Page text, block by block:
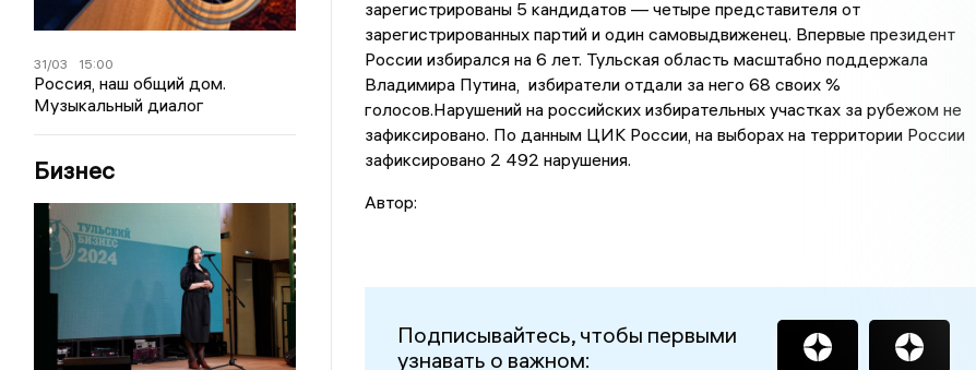
31/03 15:00
Россия, наш общий дом.
Музыкальный диалог
Бизнес
зарегистрированы 5 кандидатов — четыре представителя от
зарегистрированных партий и один самовыдвиженец. Впервые президент
России избирался на 6 лет. Тульская область масштабно поддержала
Владимира Путина, избиратели отдали за него 68 своих %
голосов.Нарушений на российских избирательных участках за рубежом не
зафиксировано. По данным ЦИК России, на выборах на территории России
зафиксировано 2 492 нарушения.
Автор:
Подписывайтесь, чтобы первыми
узнавать о важном: